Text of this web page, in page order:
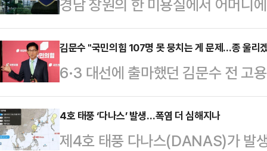
생각해보라는 말씀을 드리고 싶다"
끼면서 이자까지 꼬박…
의견에 특활비에 대한 언급이 있었
활동비 경우도 검찰개혁 입법 완료
부, 검찰청 등 여러 의견을 함께 고
다.여당인 더불어민주당은 이번 추
전액 삭감한 대통…
경남 창원의 한 미용실에서 어머니
포됐다.5일 연합뉴스에 따르면 이
실에서 20대 남성 A씨가 흉기를 휘
고 있다.해당 미용실은 A씨의 어머
님과 남자 손님이 한 명씩 있던 것
상을 입고 생명이 위독한 상태에서
과 남자 손님도 다친 것으로 파악됐
김문수 "국민의힘 107명 못 뭉치는 게 문제…종 울리
6·3 대선에 출마했던 김문수 전 고
이 제대로 못 뭉치는 게 문제"라며 "
이 필요하다"고 말했다. 또 "지금은
향식 공천 등 당 개혁 방안도 언급
4호 태풍 ‘다나스’ 발생…폭염 더 심해지나
제4호 태풍 다나스(DANAS)가 발